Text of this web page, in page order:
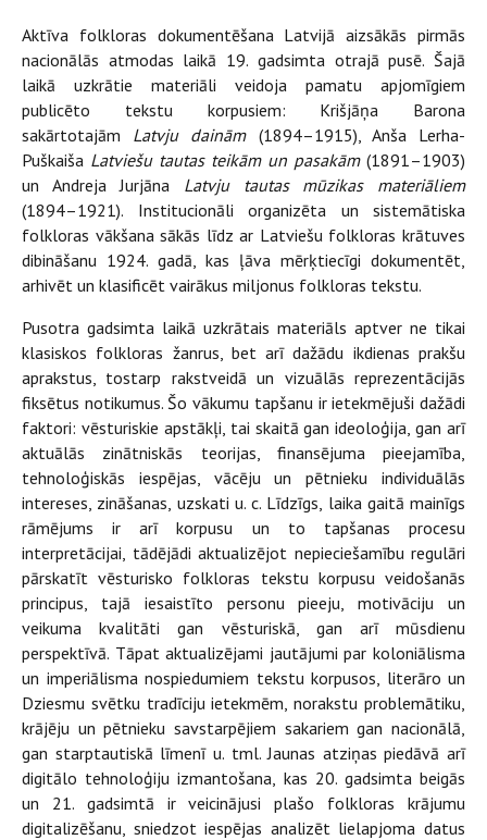
Aktīva folkloras dokumentēšana Latvijā aizsākās pirmās
nacionālās atmodas laikā 19. gadsimta otrajā pusē. Šajā
laikā uzkrātie materiāli veidoja pamatu apjomīgiem
publicēto tekstu korpusiem: Krišjāņa Barona
sakārtotajām Latvju dainām(1894–1915), Anša Lerha-
Puškaiša Latviešu tautas teikām un pasakām(1891–1903)
un Andreja Jurjāna Latvju tautas mūzikas materiāliem
(1894–1921). Institucionāli organizēta un sistemātiska
folkloras vākšana sākās līdz ar Latviešu folkloras krātuves
dibināšanu 1924. gadā, kas ļāva mērķtiecīgi dokumentēt,
arhivēt un klasificēt vairākus miljonus folkloras tekstu.
Pusotra gadsimta laikā uzkrātais materiāls aptver ne tikai
klasiskos folkloras žanrus, bet arī dažādu ikdienas prakšu
aprakstus, tostarp rakstveidā un vizuālās reprezentācijās
fiksētus notikumus. Šo vākumu tapšanu ir ietekmējuši dažādi
faktori: vēsturiskie apstākļi, tai skaitā gan ideoloģija, gan arī
aktuālās zinātniskās teorijas, finansējuma pieejamība,
tehnoloģiskās iespējas, vācēju un pētnieku individuālās
intereses, zināšanas, uzskati u. c. Līdzīgs, laika gaitā mainīgs
rāmējums ir arī korpusu un to tapšanas procesu
interpretācijai, tādējādi aktualizējot nepieciešamību regulāri
pārskatīt vēsturisko folkloras tekstu korpusu veidošanās
principus, tajā iesaistīto personu pieeju, motivāciju un
veikuma kvalitāti gan vēsturiskā, gan arī mūsdienu
perspektīvā. Tāpat aktualizējami jautājumi par koloniālisma
un imperiālisma nospiedumiem tekstu korpusos, literāro un
Dziesmu svētku tradīciju ietekmēm, norakstu problemātiku,
krājēju un pētnieku savstarpējiem sakariem gan nacionālā,
gan starptautiskā līmenī u. tml. Jaunas atziņas piedāvā arī
digitālo tehnoloģiju izmantošana, kas 20. gadsimta beigās
un 21. gadsimtā ir veicinājusi plašo folkloras krājumu
digitalizēšanu, sniedzot iespējas analizēt lielapjoma datus